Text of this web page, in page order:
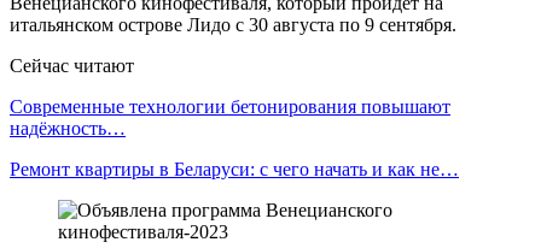
итальянском острове Лидо с 30 августа по 9 сентября.
Сейчас читают
Современные технологии бетонирования повышают
надёжность…
Ремонт квартиры в Беларуси: с чего начать и как не…